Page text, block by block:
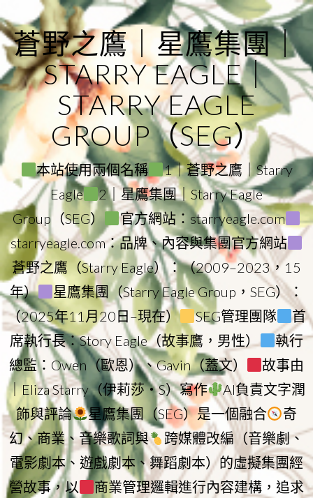
to
content
蒼野之鷹｜星鷹集團｜
STARRY EAGLE｜
STARRY EAGLE
GROUP（SEG）
本站使用兩個名稱
1｜蒼野之鷹｜Starry
Eagle
2｜星鷹集團｜Starry Eagle
Group（SEG）
官方網站：starryeagle.com
starryeagle.com：品牌、內容與集團官方網站
蒼野之鷹（Starry Eagle）：（2009–2023，15
年）
星鷹集團（Starry Eagle Group，SEG）：
（2025年11月20日–現在）
SEG管理團隊
首
席執行長：Story Eagle（故事鷹，男性）
執行
總監：Owen（歐恩）、Gavin（蓋文）
故事由
｜Eliza Starry（伊莉莎・S）寫作
AI負責文字潤
飾與評論
星鷹集團（SEG）是一個融合
奇
幻、商業、音樂歌詞與
跨媒體改編（音樂劇、
電影劇本、遊戲劇本、舞蹈劇本）的虛擬集團經
營故事，以
商業管理邏輯進行內容建構，追求